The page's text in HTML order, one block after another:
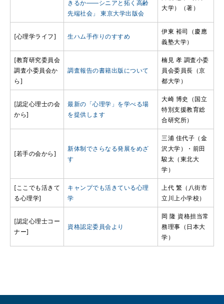
きるか――シニアと拓く高齢
先端社会」 東京大学出版会
大学）（著）
[心理学ライフ] 生ハム手作りのすすめ
伊東 裕司（慶應
義塾大学）
[教育研究委員会
調査小委員会か
ら]
調査報告の書籍出版について
楠見 孝 調査小委
員会委員長（京
都大学）
[認定心理士の会
から]
最新の「心理学」を学べる場
を提供します
大崎 博史（国立
特別支援教育総
合研究所）
[若手の会から]
新体制でさらなる発展をめざ
す
三浦 佳代子（金
沢大学）・前田
駿太（東北大
学）
[ここでも活きて
る心理学]
キャンプでも活きている心理
学
上代 繁（八街市
立川上小学校）
[認定心理士コー
ナー]
資格認定委員会より
岡 隆 資格担当常
務理事（日本大
学）